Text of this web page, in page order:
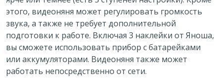
этого, видеоняня может регулировать громкость
звука, а также не требует дополнительной
подготовки к работе. Включая 3 наклейки от Яноша,
вы сможете использовать прибор с батарейками
или аккумуляторами. Видеоняня также может
работать непосредственно от сети.